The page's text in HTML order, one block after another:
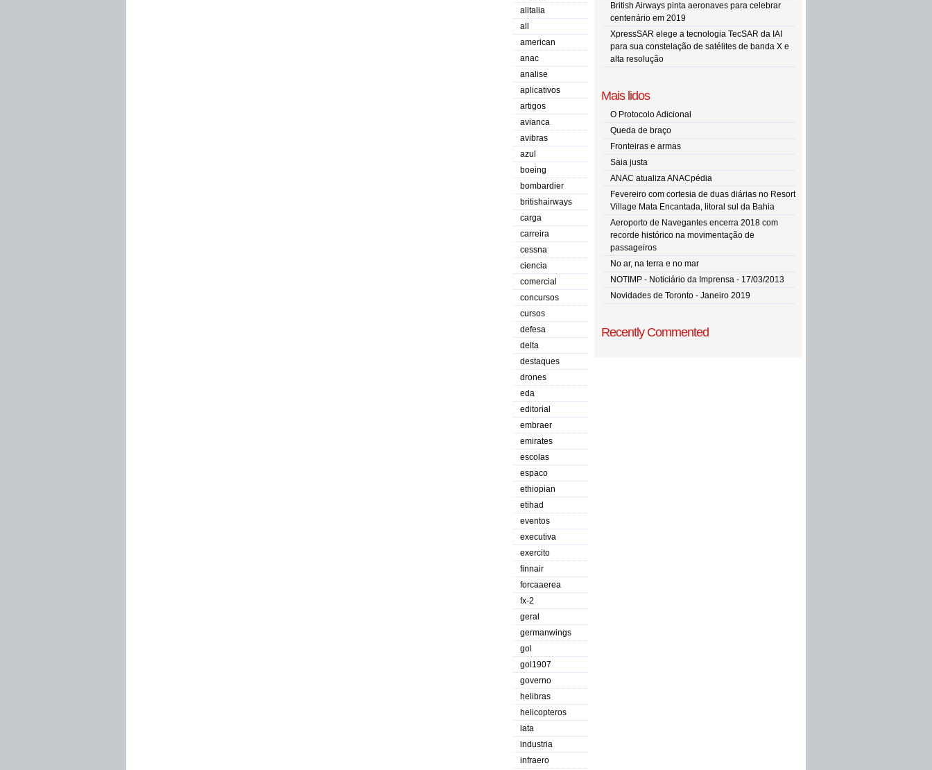
alitalia
all
american
anac
analise
aplicativos
artigos
avianca
avibras
azul
boeing
bombardier
britishairways
carga
carreira
cessna
ciencia
comercial
concursos
cursos
defesa
delta
destaques
drones
eda
editorial
embraer
emirates
escolas
espaco
ethiopian
etihad
eventos
executiva
exercito
finnair
forcaaerea
fx-2
geral
germanwings
gol
gol1907
governo
helibras
helicopteros
iata
industria
infraero
British Airways pinta aeronaves para celebrar
centenário em 2019
XpressSAR elege a tecnologia TecSAR da IAI
para sua constelação de satélites de banda X e
alta resolução
Mais lidos
O Protocolo Adicional
Queda de braço
Fronteiras e armas
Saia justa
ANAC atualiza ANACpédia
Fevereiro com cortesia de duas diárias no Resort
Village Mata Encantada, litoral sul da Bahia
Aeroporto de Navegantes encerra 2018 com
recorde histórico na movimentação de
passageiros
No ar, na terra e no mar
NOTIMP - Noticiário da Imprensa - 17/03/2013
Novidades de Toronto - Janeiro 2019
Recently Commented